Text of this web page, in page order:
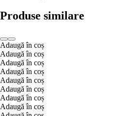
Produse similare
Adaugă în coș
Adaugă în coș
Adaugă în coș
Adaugă în coș
Adaugă în coș
Adaugă în coș
Adaugă în coș
Adaugă în coș